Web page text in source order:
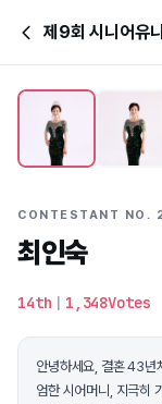
제9회 시니어유
CONTESTANT NO.
최인숙
14th | 1,348Votes
안녕하세요, 결혼 43년
엄한 시어머니, 지극히